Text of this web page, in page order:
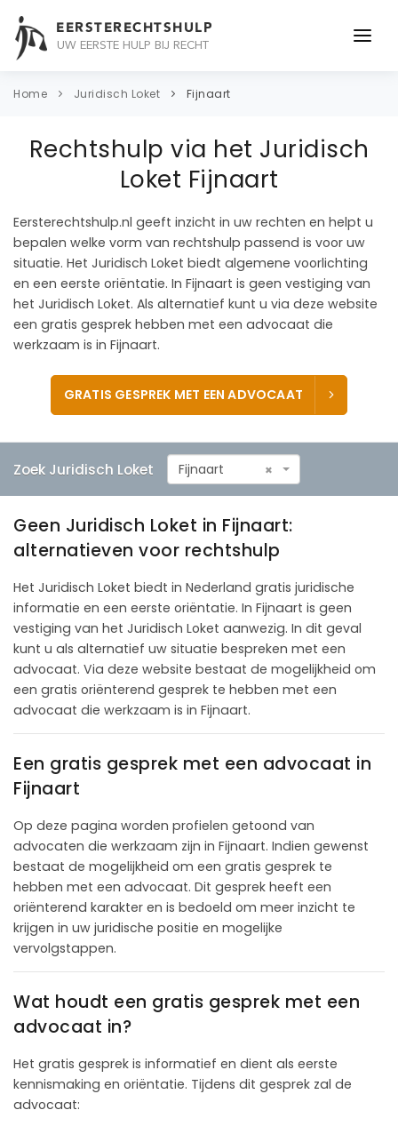
EERSTERECHTSHULP
UW EERSTE HULP BIJ RECHT
ONDERWERPEN
CONTACT
Home Juridisch Loket Fijnaart
Rechtshulp via het Juridisch
Loket Fijnaart
Eersterechtshulp.nl geeft inzicht in uw rechten en helpt u
bepalen welke vorm van rechtshulp passend is voor uw
situatie. Het Juridisch Loket biedt algemene voorlichting
en een eerste oriëntatie. In Fijnaart is geen vestiging van
het Juridisch Loket. Als alternatief kunt u via deze website
een gratis gesprek hebben met een advocaat die
werkzaam is in Fijnaart.
GRATIS GESPREK MET EEN ADVOCAAT
Zoek Juridisch Loket ×
Fijnaart
Geen Juridisch Loket in Fijnaart:
alternatieven voor rechtshulp
Het Juridisch Loket biedt in Nederland gratis juridische
informatie en een eerste oriëntatie. In Fijnaart is geen
vestiging van het Juridisch Loket aanwezig. In dit geval
kunt u als alternatief uw situatie bespreken met een
advocaat. Via deze website bestaat de mogelijkheid om
een gratis oriënterend gesprek te hebben met een
advocaat die werkzaam is in Fijnaart.
Een gratis gesprek met een advocaat in
Fijnaart
Op deze pagina worden profielen getoond van
advocaten die werkzaam zijn in Fijnaart. Indien gewenst
bestaat de mogelijkheid om een gratis gesprek te
hebben met een advocaat. Dit gesprek heeft een
oriënterend karakter en is bedoeld om meer inzicht te
krijgen in uw juridische positie en mogelijke
vervolgstappen.
Wat houdt een gratis gesprek met een
advocaat in?
Het gratis gesprek is informatief en dient als eerste
kennismaking en oriëntatie. Tijdens dit gesprek zal de
advocaat: